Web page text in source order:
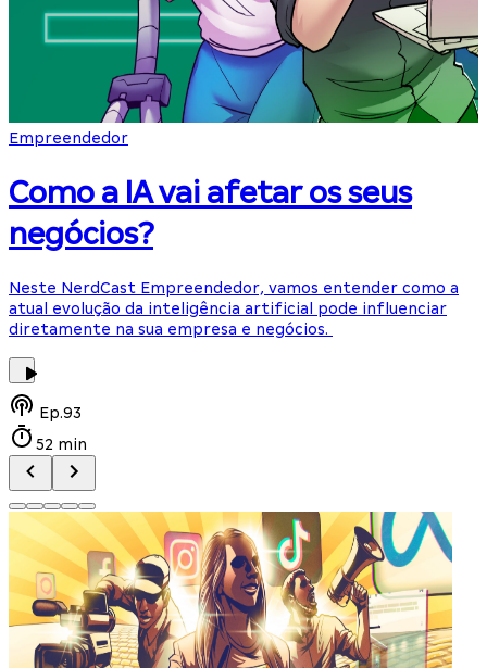
Empreendedor
Como a IA vai afetar os seus
negócios?
Neste NerdCast Empreendedor, vamos entender como a
atual evolução da inteligência artificial pode influenciar
diretamente na sua empresa e negócios.
Ep.93
52 min